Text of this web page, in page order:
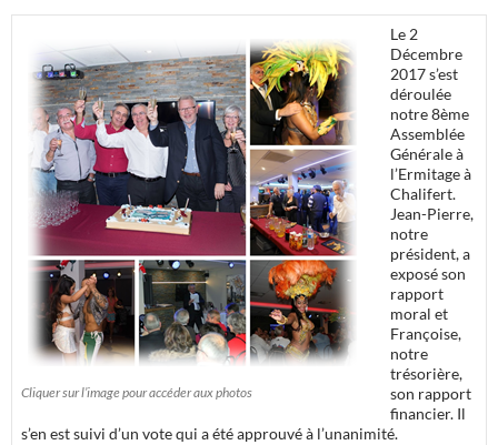
Cliquer sur l’image pour accéder aux photos
Le 2
Décembre
2017 s’est
déroulée
notre 8ème
Assemblée
Générale à
l’Ermitage à
Chalifert.
Jean-Pierre,
notre
président, a
exposé son
rapport
moral et
Françoise,
notre
trésorière,
son rapport
financier. Il
s’en est suivi d’un vote qui a été approuvé à l’unanimité.